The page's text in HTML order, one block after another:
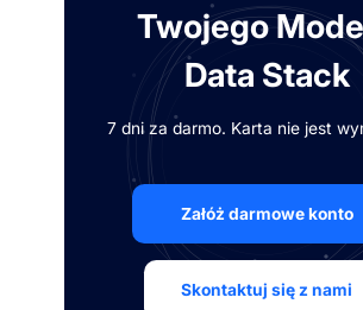
Twojego
Data Stack
7 dni za darmo. Karta nie jest
Załóż darmowe konto
Skontaktuj się z nami